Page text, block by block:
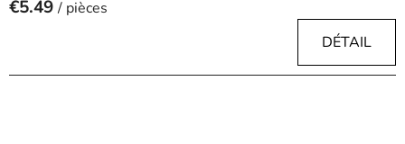
€5.49 / pièces
DÉTAIL